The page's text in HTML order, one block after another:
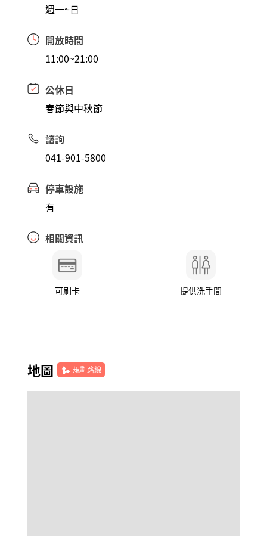
週一~日
開放時間
11:00~21:00
公休日
春節與中秋節
諮詢
041-901-5800
停車設施
有
相關資訊
可刷卡 提供洗手間
地圖 規劃路線